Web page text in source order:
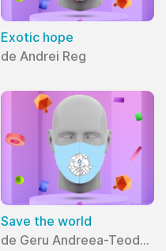
Exotic hope
de Andrei Reg
Save the world
de Geru Andreea-Teodora